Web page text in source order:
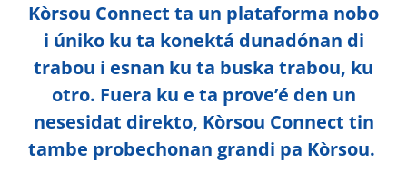
Kòrsou Connect ta un plataforma nobo
i úniko ku ta konektá dunadónan di
trabou i esnan ku ta buska trabou, ku
otro. Fuera ku e ta prove’é den un
nesesidat direkto, Kòrsou Connect tin
tambe probechonan grandi pa Kòrsou.